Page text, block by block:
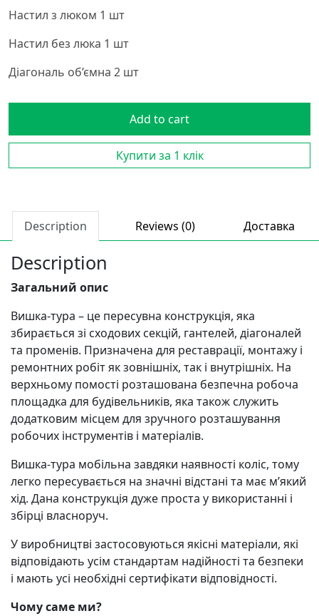
Настил з люком 1 шт
Настил без люка 1 шт
Діагональ об’ємна 2 шт
Add to cart
Купити за 1 клiк
Description Reviews (0) Доставка
Description
Загальний опис
Вишка-тура – це пересувна конструкція, яка
збирається зі сходових секцій, гантелей, діагоналей
та променів. Призначена для реставрації, монтажу і
ремонтних робіт як зовнішніх, так і внутрішніх. На
верхньому помості розташована безпечна робоча
площадка для будівельників, яка також служить
додатковим місцем для зручного розташування
робочих інструментів і матеріалів.
Вишка-тура мобільна завдяки наявності коліс, тому
легко пересувається на значні відстані та має м’який
хід. Дана конструкція дуже проста у використанні і
збірці власноруч.
У виробництві застосовуються якісні матеріали, які
відповідають усім стандартам надійності та безпеки
і мають усі необхідні сертифікати відповідності.
Чому саме ми?